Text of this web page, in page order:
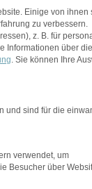
Einige von ihnen
zu verbessern.
z. B. für
Informationen über die
. Sie können Ihre
erteilt
und sind für die
verwendet, um
Besucher über